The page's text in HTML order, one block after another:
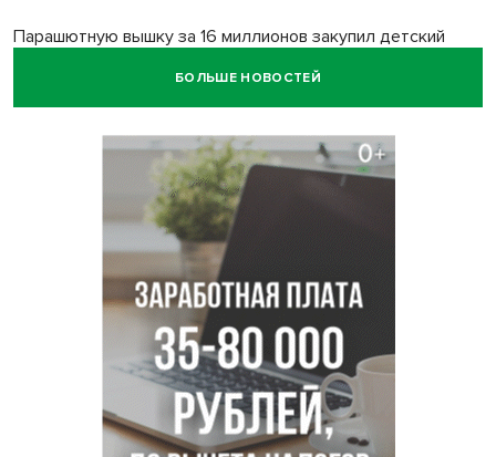
Парашютную вышку за 16 миллионов закупил детский
отдыха в Новосибирске
Глава сельсовета Игорь Конах утонул у острова в
Новосибирском водохранилище
Сибирские пенсионеры накопили в банках рекордные 4,2
Под Новосибирском суд наказал дачников за
дискриминацию с шлагбаумом
БОЛЬШЕ НОВОСТЕЙ